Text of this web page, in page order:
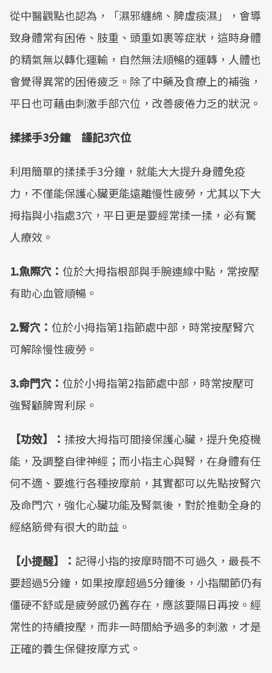
從中醫觀點也認為，「濕邪纏綿、脾虛痰濕」，會導
致身體常有困倦、肢重、頭重如裹等症狀，這時身體
的精氣無以轉化運輸，自然無法順暢的運轉，人體也
會覺得異常的困倦疲乏。除了中藥及食療上的補強，
平日也可藉由刺激手部穴位，改善疲倦力乏的狀況。
揉揉手3分鐘 謹記3穴位
利用簡單的揉揉手3分鐘，就能大大提升身體免疫
力，不僅能保護心臟更能遠離慢性疲勞，尤其以下大
拇指與小指處3穴，平日更是要經常揉一揉，必有驚
人療效。
1.魚際穴： 位於大拇指根部與手腕連線中點，常按壓
有助心血管順暢。
2.腎穴： 位於小拇指第1指節處中部，時常按壓腎穴
可解除慢性疲勞。
3.命門穴： 位於小拇指第2指節處中部，時常按壓可
強腎顧脾胃利尿。
【功效】： 揉按大拇指可間接保護心臟，提升免疫機
能，及調整自律神經；而小指主心與腎，在身體有任
何不適、要進行各種按摩前，其實都可以先點按腎穴
及命門穴，強化心臟功能及腎氣後，對於推動全身的
經絡筋骨有很大的助益。
【小提醒】： 記得小指的按摩時間不可過久，最長不
要超過5分鐘，如果按摩超過5分鐘後，小指關節仍有
僵硬不舒或是疲勞感仍舊存在，應該要隔日再按。經
常性的持續按壓，而非一時間給予過多的刺激，才是
正確的養生保健按摩方式。